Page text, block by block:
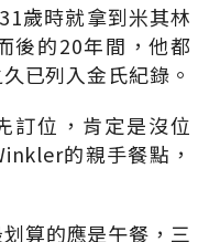
歲時就拿到米其林
後的20年間，他都
已列入金氏紀錄。
訂位，肯定是沒位
的親手餐點，
算的應是午餐，三